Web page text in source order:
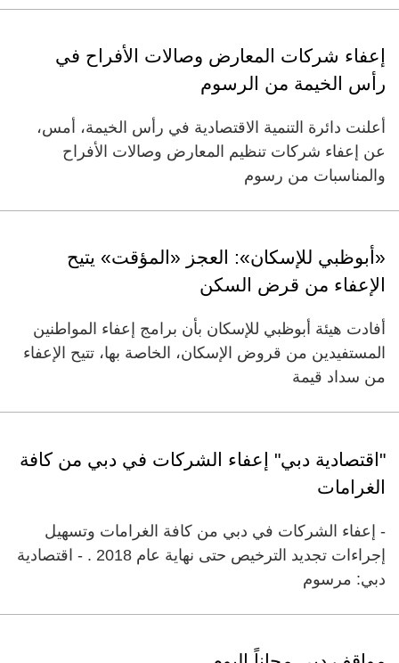
إعفاء شركات المعارض وصالات الأفراح في
رأس الخيمة من الرسوم
أعلنت دائرة التنمية الاقتصادية في رأس الخيمة، أمس،
عن إعفاء شركات تنظيم المعارض وصالات الأفراح
والمناسبات من رسوم
«أبوظبي للإسكان»: العجز «المؤقت» يتيح
الإعفاء من قرض السكن
أفادت هيئة أبوظبي للإسكان بأن برامج إعفاء المواطنين
المستفيدين من قروض الإسكان، الخاصة بها، تتيح الإعفاء
من سداد قيمة
"اقتصادية دبي" إعفاء الشركات في دبي من كافة
الغرامات
- إعفاء الشركات في دبي من كافة الغرامات وتسهيل
إجراءات تجديد الترخيص حتى نهاية عام 2018 . ‏- اقتصادية
دبي: مرسوم